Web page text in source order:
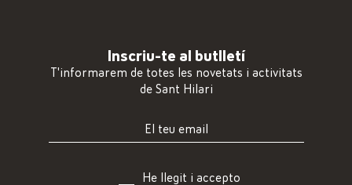
Inscriu-te al butlletí
T'informarem de totes les novetats i activitats
de Sant Hilari
He llegit i accepto